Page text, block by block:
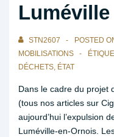
Luméville
STN2607 POSTED
MOBILISATIONS
DÉCHETS, ÉTAT
Dans le cadre du projet
(tous nos articles sur
aujourd’hui l’expulsion
Luméville-en-Ornois.